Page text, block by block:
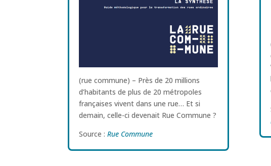
(rue commune) – Près de 20 millions
d’habitants de plus de 20 métropoles
françaises vivent dans une rue… Et si
demain, celle-ci devenait Rue Commune ?
Source :Rue Commune